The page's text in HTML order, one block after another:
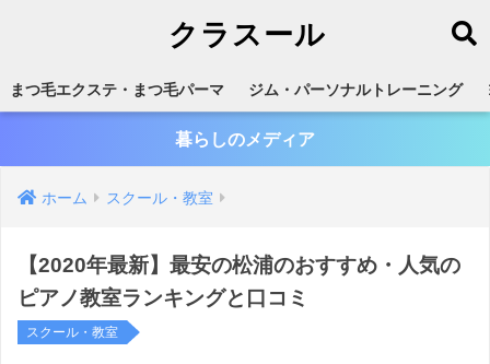
クラスール
まつ毛エクステ・まつ毛パーマ ジム・パーソナルトレーニング
暮らしのメディア
ホーム スクール・教室
【2020年最新】最安の松浦のおすすめ・人気の
ピアノ教室ランキングと口コミ
スクール・教室